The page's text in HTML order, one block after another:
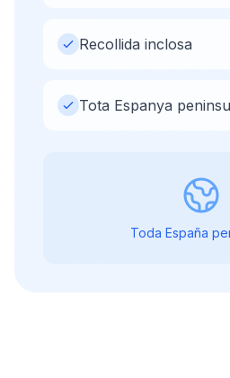
Recollida inclosa
Tota Espanya
Toda España